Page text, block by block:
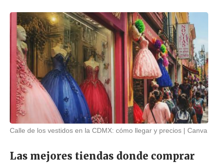
Calle de los vestidos en la CDMX: cómo llegar y precios Canva
Las mejores tiendas donde comprar